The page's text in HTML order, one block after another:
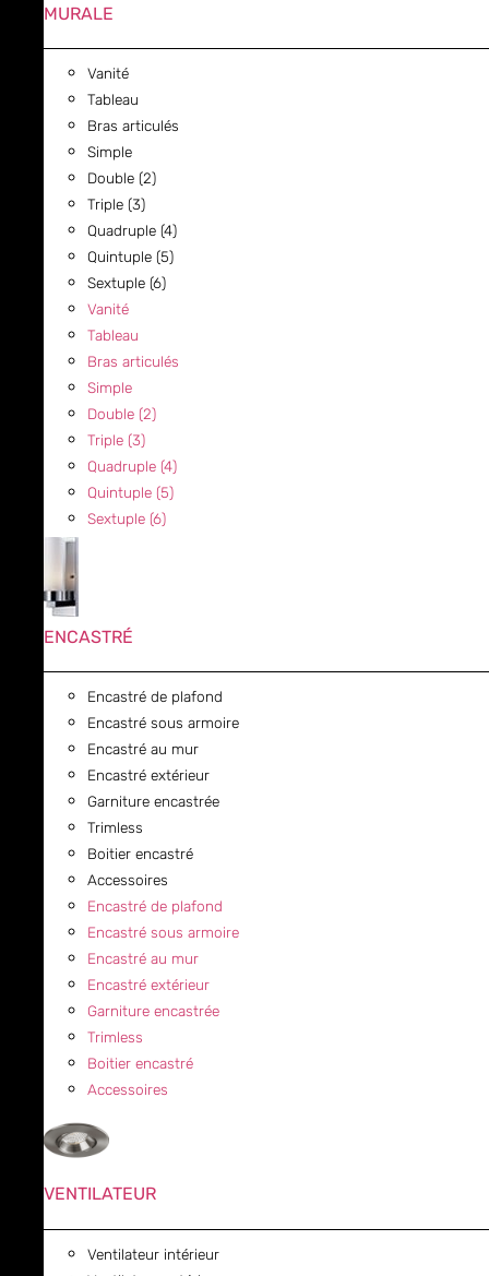
MURALE
Vanité
Tableau
Bras articulés
Simple
Double (2)
Triple (3)
Quadruple (4)
Quintuple (5)
Sextuple (6)
Vanité
Tableau
Bras articulés
Simple
Double (2)
Triple (3)
Quadruple (4)
Quintuple (5)
Sextuple (6)
ENCASTRÉ
Encastré de plafond
Encastré sous armoire
Encastré au mur
Encastré extérieur
Garniture encastrée
Trimless
Boitier encastré
Accessoires
Encastré de plafond
Encastré sous armoire
Encastré au mur
Encastré extérieur
Garniture encastrée
Trimless
Boitier encastré
Accessoires
VENTILATEUR
Ventilateur intérieur